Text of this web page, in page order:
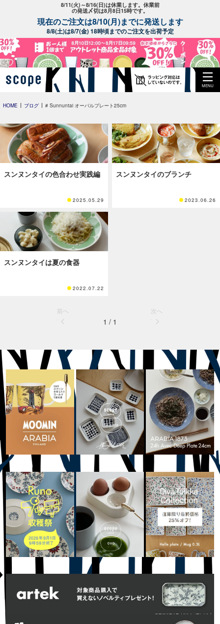
8/11(火)～8/16(日)は休業します。休業前
の発送〆切は8月8日15時です。
現在のご注文は8/10(月)までに発送します
8/8(土)は8/7(金) 18時頃までのご注文を出荷予定
MENU
HOME ブログ # Sunnuntai オーバルプレート25cm
スンヌンタイの色合わせ実践編
2025.05.29
スンヌンタイのブランチ
2023.06.26
スンヌンタイは夏の食器
2022.07.22
前へ
1 / 1
次へ